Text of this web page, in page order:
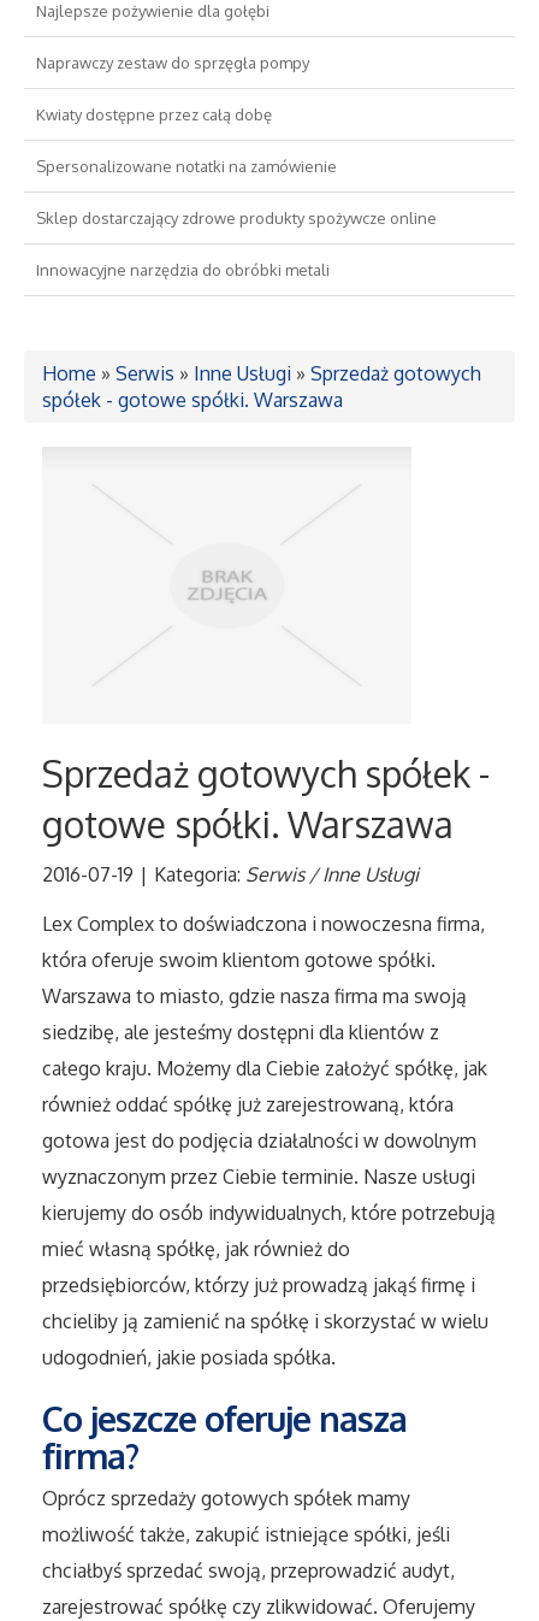
Drzwi i Okna
Nieruchomości, Działki
Domy, Mieszkania
Wykształcenie
Kursy Językowe
Tłumaczenia
Sprzedaż Interntowa
Dla Dzieci
Meble
Wyposażenie Łazienki
Odzież
Sport
Art. Dla Zwierząt
Ogród, Rośliny
Chemia
Art. Spożywcze
Inne Sklepy
Elektronarzędzia
Najlepsze pożywienie dla gołębi
Naprawczy zestaw do sprzęgła pompy
Kwiaty dostępne przez całą dobę
Spersonalizowane notatki na zamówienie
Sklep dostarczający zdrowe produkty spożywcze online
Innowacyjne narzędzia do obróbki metali
Home » Serwis » Inne Usługi » Sprzedaż gotowych
spółek - gotowe spółki. Warszawa
Sprzedaż gotowych spółek -
gotowe spółki. Warszawa
2016-07-19 | Kategoria: Serwis / Inne Usługi
Lex Complex to doświadczona i nowoczesna firma,
która oferuje swoim klientom gotowe spółki.
Warszawa to miasto, gdzie nasza firma ma swoją
siedzibę, ale jesteśmy dostępni dla klientów z
całego kraju. Możemy dla Ciebie założyć spółkę, jak
również oddać spółkę już zarejestrowaną, która
gotowa jest do podjęcia działalności w dowolnym
wyznaczonym przez Ciebie terminie. Nasze usługi
kierujemy do osób indywidualnych, które potrzebują
mieć własną spółkę, jak również do
przedsiębiorców, którzy już prowadzą jakąś firmę i
chcieliby ją zamienić na spółkę i skorzystać w wielu
udogodnień, jakie posiada spółka.
Co jeszcze oferuje nasza
firma?
Oprócz sprzedaży gotowych spółek mamy
możliwość także, zakupić istniejące spółki, jeśli
chciałbyś sprzedać swoją, przeprowadzić audyt,
zarejestrować spółkę czy zlikwidować. Oferujemy